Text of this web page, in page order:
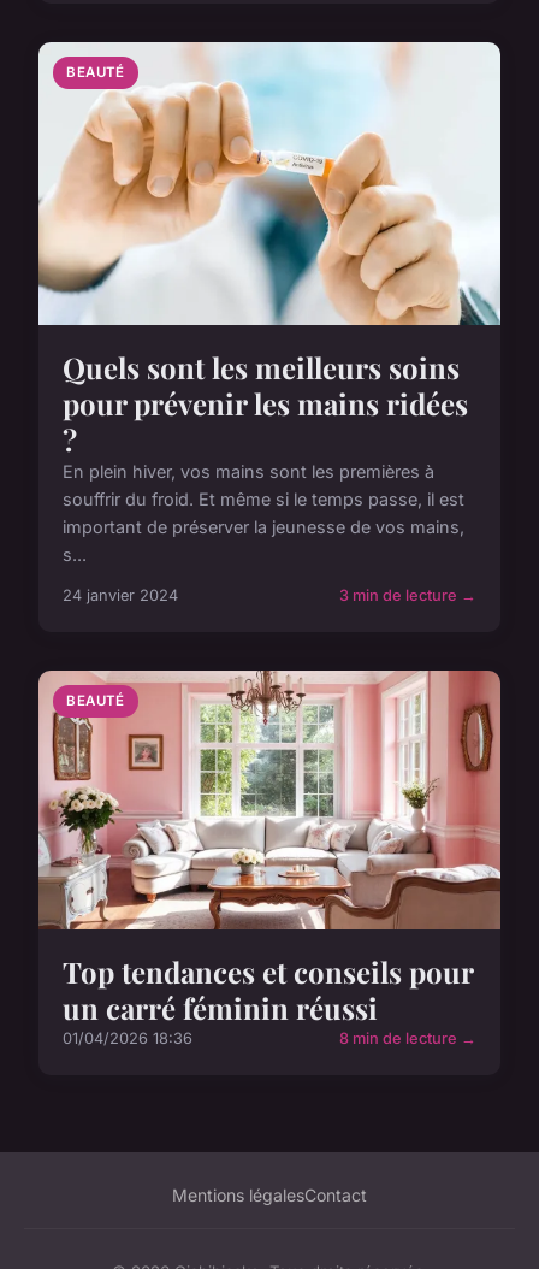
BEAUTÉ
Quels sont les meilleurs soins
pour prévenir les mains ridées
?
En plein hiver, vos mains sont les premières à
souffrir du froid. Et même si le temps passe, il est
important de préserver la jeunesse de vos mains,
s...
24 janvier 2024 3 min de lecture →
BEAUTÉ
Top tendances et conseils pour
un carré féminin réussi
01/04/2026 18:36 8 min de lecture →
Mentions légalesContact